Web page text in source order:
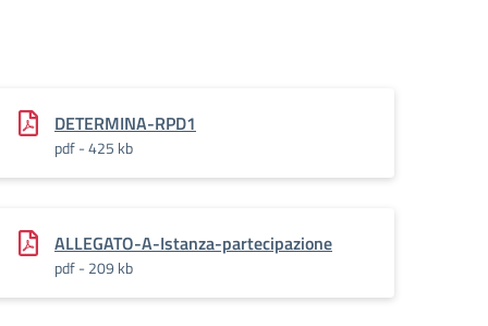
DETERMINA-RPD1
pdf - 425 kb
ALLEGATO-A-Istanza-partecipazione
pdf - 209 kb